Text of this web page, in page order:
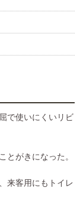
で使いにくいリビ
とがきになった。
来客用にもトイレ